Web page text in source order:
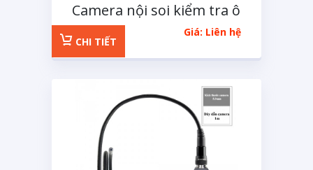
Camera nội soi kiểm tra ô
tô NTS300
Giá: Liên hệ
CHI TIẾT